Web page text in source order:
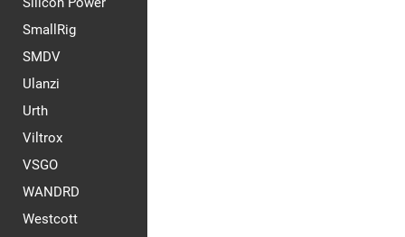
SmallRig
SMDV
Ulanzi
Urth
Viltrox
VSGO
WANDRD
Westcott